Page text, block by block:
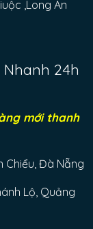
,Long An
24h
mới thanh
Chiểu, Đà Nẵng
Lộ, Quảng